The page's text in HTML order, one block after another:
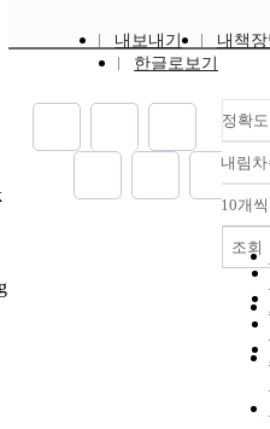
studies of
primary and
on HA cleavage
pathogenesis.
mutations also
influenza virus to
with prokaryotic
and open up
dimension in
host interactions
volume increases.
project, different
manufacturing
patterning MEAs
corrugations have
investigated. A
process was
2D triangular
MEAs for
validations of the
performance
experimental
that the
densities of the
MEAs have
about 25%
내보내기
내책
한글로보기
정확
내림
10개
조회